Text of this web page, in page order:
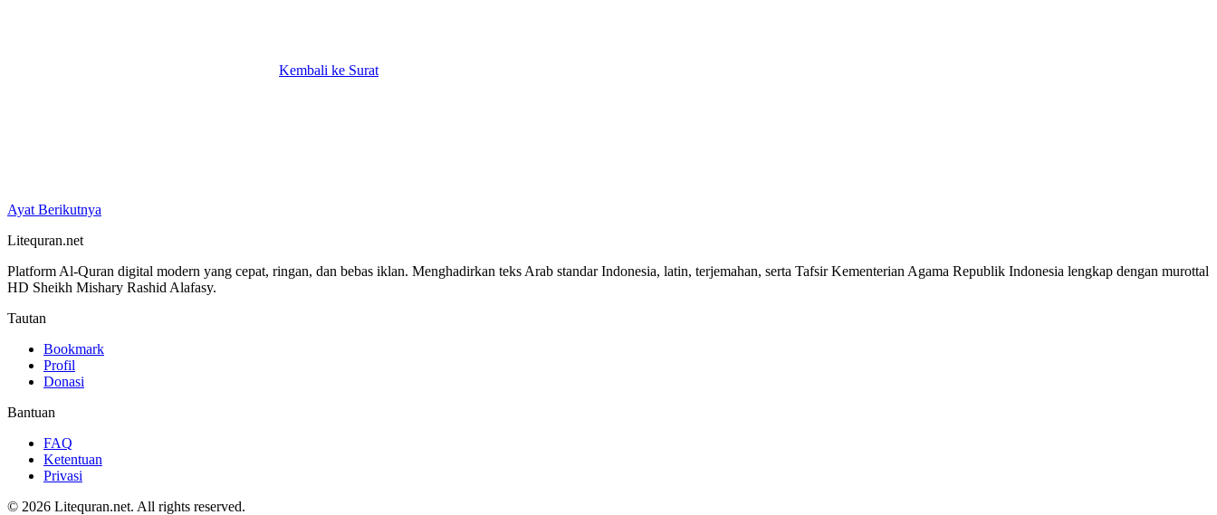
Kembali ke Surat
Ayat Berikutnya
Litequran.net
Platform Al-Quran digital modern yang cepat, ringan, dan bebas iklan. Menghadirkan teks Arab standar Indonesia, latin, terjemahan, serta Tafsir Kementerian Agama Republik Indonesia lengkap dengan murottal
HD Sheikh Mishary Rashid Alafasy.
Tautan
Bookmark
Profil
Donasi
Bantuan
FAQ
Ketentuan
Privasi
© 2026 Litequran.net. All rights reserved.